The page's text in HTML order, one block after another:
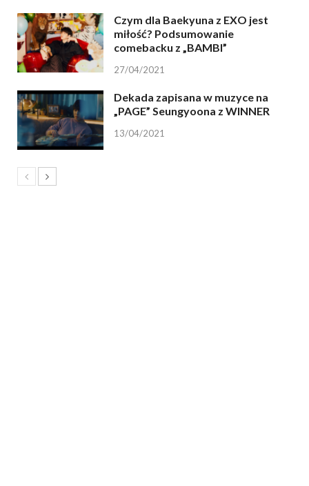
Czym dla Baekyuna z EXO jest
miłość? Podsumowanie
comebacku z „BAMBI”
27/04/2021
Dekada zapisana w muzyce na
„PAGE” Seungyoona z WINNER
13/04/2021